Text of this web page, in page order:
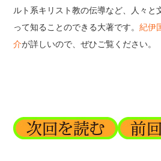
ルト系キリスト教の伝導など、人々と
って知ることのできる大著です。紀伊
介が詳しいので、ぜひご覧ください。